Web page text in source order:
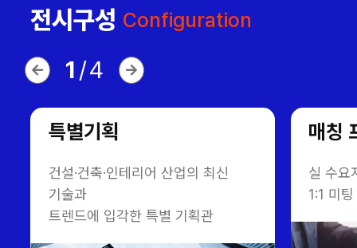
전시구성 Configuration
1 /4
특별기획
건설·건축·인테리어 산업의 최신
기술과
트렌드에 입각한 특별 기획관
매칭
실 수요
1:1 미